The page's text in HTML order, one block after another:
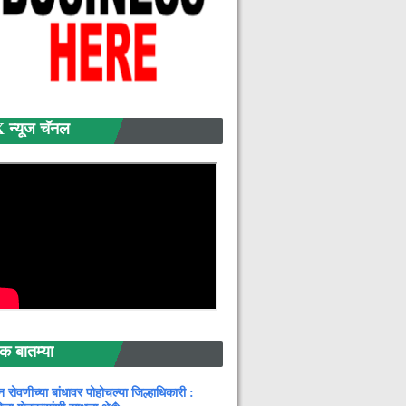
न्यूज चॅनल
बातम्या
रोवणीच्या बांधावर पोहोचल्या जिल्हाधिकारी :